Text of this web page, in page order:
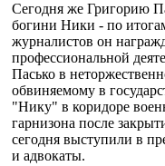
Сегодня же Григорию
богини Ники - по
журналистов он
профессиональной
Пасько в
обвиняемому в
"Нику" в коридоре
гарнизона после
сегодня выступили в
и адвокаты.